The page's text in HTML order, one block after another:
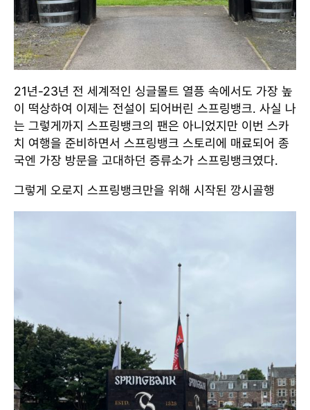
21년-23년 전 세계적인 싱글몰트 열픙 속에서도 가장 높
이 떡상하여 이제는 전설이 되어버린 스프링뱅크. 사실 나
는 그렇게까지 스프링뱅크의 팬은 아니었지만 이번 스카
치 여행을 준비하면서 스프링뱅크 스토리에 매료되어 종
국엔 가장 방문을 고대하던 증류소가 스프링뱅크였다.
그렇게 오로지 스프링뱅크만을 위해 시작된 깡시골행